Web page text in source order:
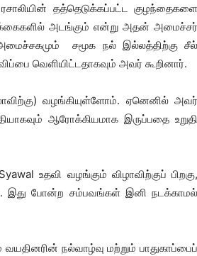
தத்தெடுக்கப்பட்ட குழந்தைகளை
அடங்கும் என்று அதன் அமைச்சர்
சமூக நல் இல்லத்திற்கு சீல்
வெளியிட்டதாகவும் அவர் கூறினார்.
வழங்கியுள்ளோம். ஏனெனில் அவர்
ஆரோக்கியமாக இருப்பதை உறுதி
உதவி வழங்கும் விழாவிற்குப் பிறகு,
இது போன்ற சம்பவங்கள் இனி நடக்காமல்
நல்வாழ்வு மற்றும் பாதுகாப்பைப்